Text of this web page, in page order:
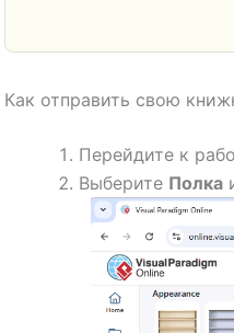
Как отправить свою
Перейдите к
Выберите Полка